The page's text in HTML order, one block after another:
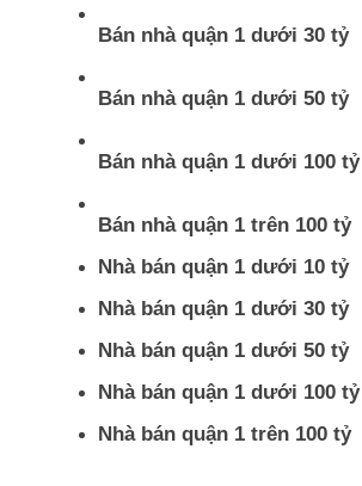
Bán nhà quận 1 dưới 30 tỷ
Bán nhà quận 1 dưới 50 tỷ
Bán nhà quận 1 dưới 100 tỷ
Bán nhà quận 1 trên 100 tỷ
Nhà bán quận 1 dưới 10 tỷ
Nhà bán quận 1 dưới 30 tỷ
Nhà bán quận 1 dưới 50 tỷ
Nhà bán quận 1 dưới 100 tỷ
Nhà bán quận 1 trên 100 tỷ